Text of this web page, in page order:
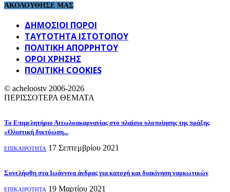
ΑΚΟΛΟΥΘΗΣΕ ΜΑΣ
ΔΗΜΟΣΙΟΙ ΠΟΡΟΙ
ΤΑΥΤΌΤΗΤΑ ΙΣΤΌΤΟΠΟΥ
ΠΟΛΙΤΙΚΉ ΑΠΟΡΡΉΤΟΥ
ΌΡΟΙ ΧΡΉΣΗΣ
ΠΟΛΙΤΙΚΗ COOKIES
© acheloostv 2006-2026
ΠΕΡΙΣΣΟΤΕΡΑ ΘΕΜΑΤΑ
Το Επιμελητήριο Αιτωλοακαρνανίας στο πλαίσιο υλοποίησης της πράξης
«Ολιστική δικτύωση...
ΕΠΙΚΑΙΡΟΤΗΤΑ 17 Σεπτεμβρίου 2021
Συνελήφθη στα Ιωάννινα άνδρας για κατοχή και διακίνηση ναρκωτικών
ΕΠΙΚΑΙΡΟΤΗΤΑ 19 Μαρτίου 2021